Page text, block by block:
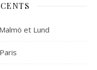
et Lund